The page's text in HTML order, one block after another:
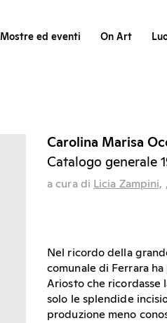
Mostre ed eventi On Art
Carolina Marisa
Catalogo generale
a cura di Licia Zampini,
Nel ricordo della
comunale di Ferrara
Ariosto che ricordasse
solo le splendide
produzione meno